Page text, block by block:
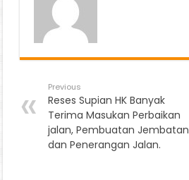
Previous
Reses Supian HK Banyak
Terima Masukan Perbaikan
jalan, Pembuatan Jembatan
dan Penerangan Jalan.